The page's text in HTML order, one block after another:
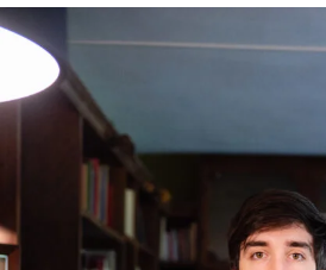
ABOGADO ASOCIADO
Ignacio Montero
Pujante